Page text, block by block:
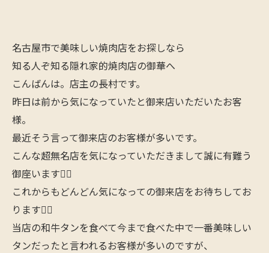
名古屋市で美味しい焼肉店をお探しなら
知る人ぞ知る隠れ家的焼肉店の御華へ
こんばんは。店主の長村です。
昨日は前から気になっていたと御来店いただいたお客
様。
最近そう言って御来店のお客様が多いです。
こんな超無名店を気になっていただきまして誠に有難う
御座います🙇‍♂️
これからもどんどん気になっての御来店をお待ちしてお
ります🙋‍♂️
当店の和牛タンを食べて今まで食べた中で一番美味しい
タンだったと言われるお客様が多いのですが、